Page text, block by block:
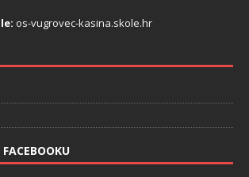
os-vugrovec-kasina.skole.hr